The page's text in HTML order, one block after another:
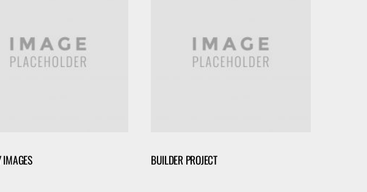
IMAGES BUILDER PROJECT